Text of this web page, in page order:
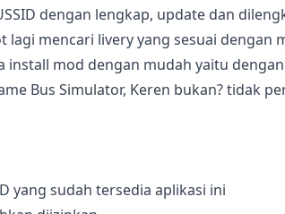
dengan lengkap, update dan
lagi mencari livery yang sesuai dengan
install mod dengan mudah yaitu
Bus Simulator, Keren bukan? tidak
yang sudah tersedia aplikasi ini